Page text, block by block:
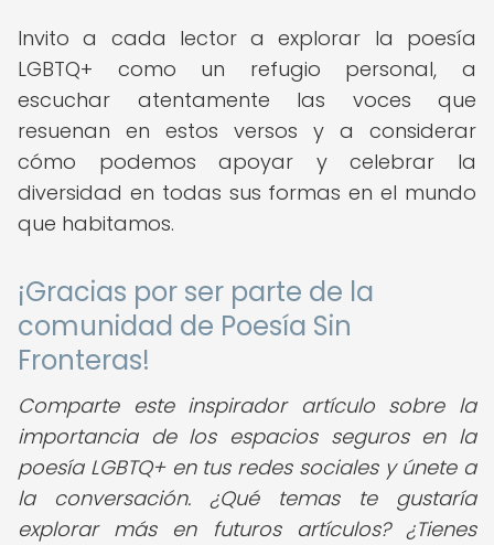
Invito a cada lector a explorar la poesía
LGBTQ+ como un refugio personal, a
escuchar atentamente las voces que
resuenan en estos versos y a considerar
cómo podemos apoyar y celebrar la
diversidad en todas sus formas en el mundo
que habitamos.
¡Gracias por ser parte de la
comunidad de Poesía Sin
Fronteras!
Comparte este inspirador artículo sobre la
importancia de los espacios seguros en la
poesía LGBTQ+ en tus redes sociales y únete a
la conversación. ¿Qué temas te gustaría
explorar más en futuros artículos? ¿Tienes